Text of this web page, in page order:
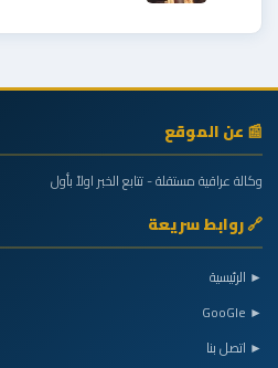
📰 عن الموقع
وكالة عراقية مستقلة - تتابع الخبر اولاً بأول
🔗 روابط سريعة
► الرئيسية
► GooGle
► اتصل بنا